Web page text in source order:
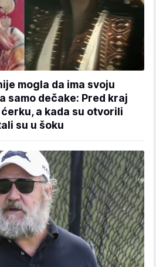
mogla da ima svoju
samo dečake: Pred kraj
a kada su otvorili
su u šoku